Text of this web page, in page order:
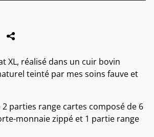
XL, réalisé dans un cuir bovin
teinté par mes soins fauve et
parties range cartes composé de 6
monnaie zippé et 1 partie range